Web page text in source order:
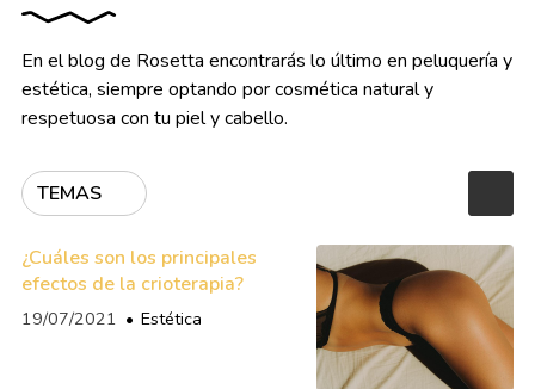
En el blog de Rosetta encontrarás lo último en peluquería y
estética, siempre optando por cosmética natural y
respetuosa con tu piel y cabello.
TEMAS
¿Cuáles son los principales
efectos de la crioterapia?
19/07/2021 Estética